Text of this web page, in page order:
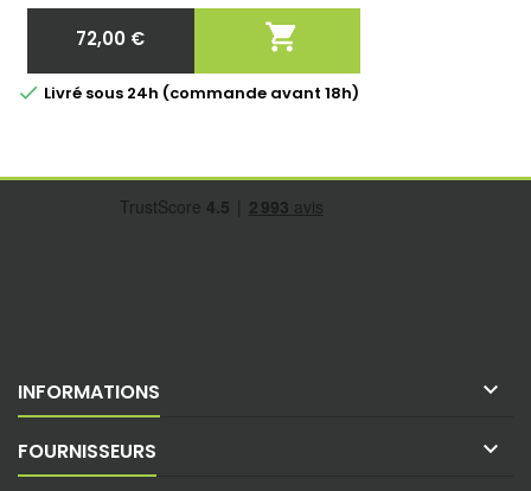
Prix
72,00 € 
 Livré sous 24h (commande avant 18h)
INFORMATIONS 
FOURNISSEURS 